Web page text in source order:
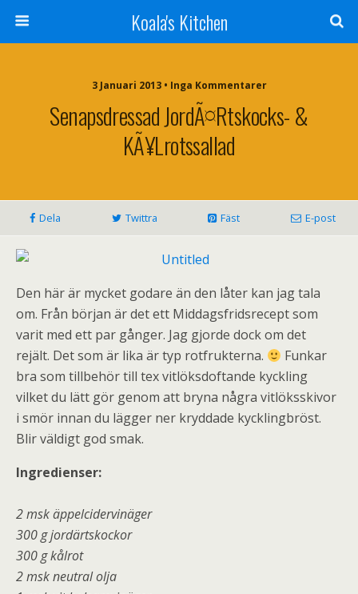
Koala's Kitchen
3 Januari 2013 • Inga Kommentarer
Senapsdressad JordÃ¤rtskocks- &
KÃ¥lrotssallad
Dela Twittra Fäst E-post
Den här är mycket godare än den låter kan jag tala
om. Från början är det ett Middagsfridsrecept som
varit med ett par gånger. Jag gjorde dock om det
rejält. Det som är lika är typ rotfrukterna.
Funkar
bra som tillbehör till tex vitlöksdoftande kyckling
vilket du lätt gör genom att bryna några vitlöksskivor
i smör innan du lägger ner kryddade kycklingbröst.
Blir väldigt god smak.
Ingredienser:
2 msk äppelcidervinäger
300 g jordärtskockor
300 g kålrot
2 msk neutral olja